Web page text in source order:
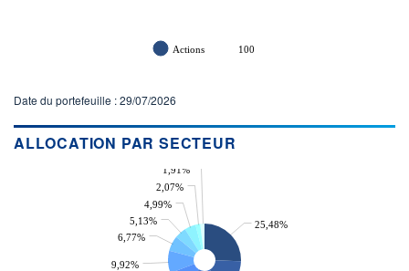
Actions 100
Date du portefeuille : 29/07/2026
ALLOCATION PAR SECTEUR
25,48%
9,92%
6,77%
5,13%
4,99%
2,07%
1,91%